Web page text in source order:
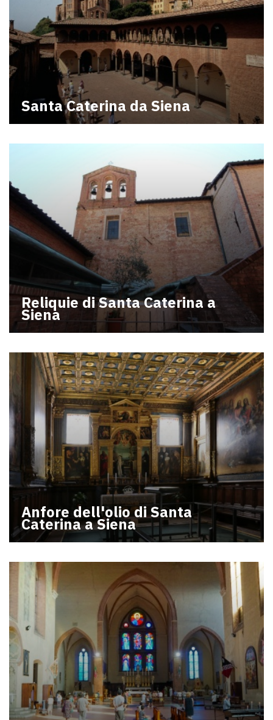
Santa Caterina da Siena
Reliquie di Santa Caterina a
Siena
Anfore dell'olio di Santa
Caterina a Siena